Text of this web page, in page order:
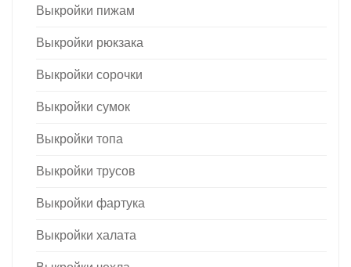
Выкройки пижам
Выкройки рюкзака
Выкройки сорочки
Выкройки сумок
Выкройки топа
Выкройки трусов
Выкройки фартука
Выкройки халата